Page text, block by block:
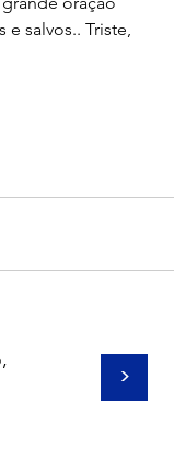
>
e salvos.. Triste,